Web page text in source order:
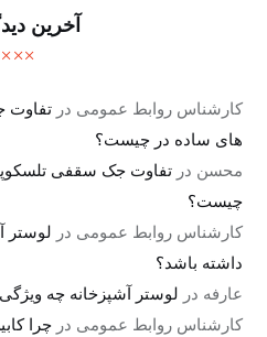
آخرین
کارشناس روابط عمومی درتفاوت
های ساده در چیست؟
محسن درتفاوت جک سقفی
چیست؟
کارشناس روابط عمومی در لوستر
داشته باشد؟
عارفه در لوستر آشپزخانه چه
کارشناس روابط عمومی در